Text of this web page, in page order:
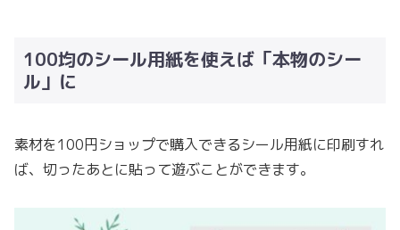
100均のシール用紙を使えば「本物のシー
ル」に
素材を100円ショップで購入できるシール用紙に印刷すれ
ば、切ったあとに貼って遊ぶことができます。